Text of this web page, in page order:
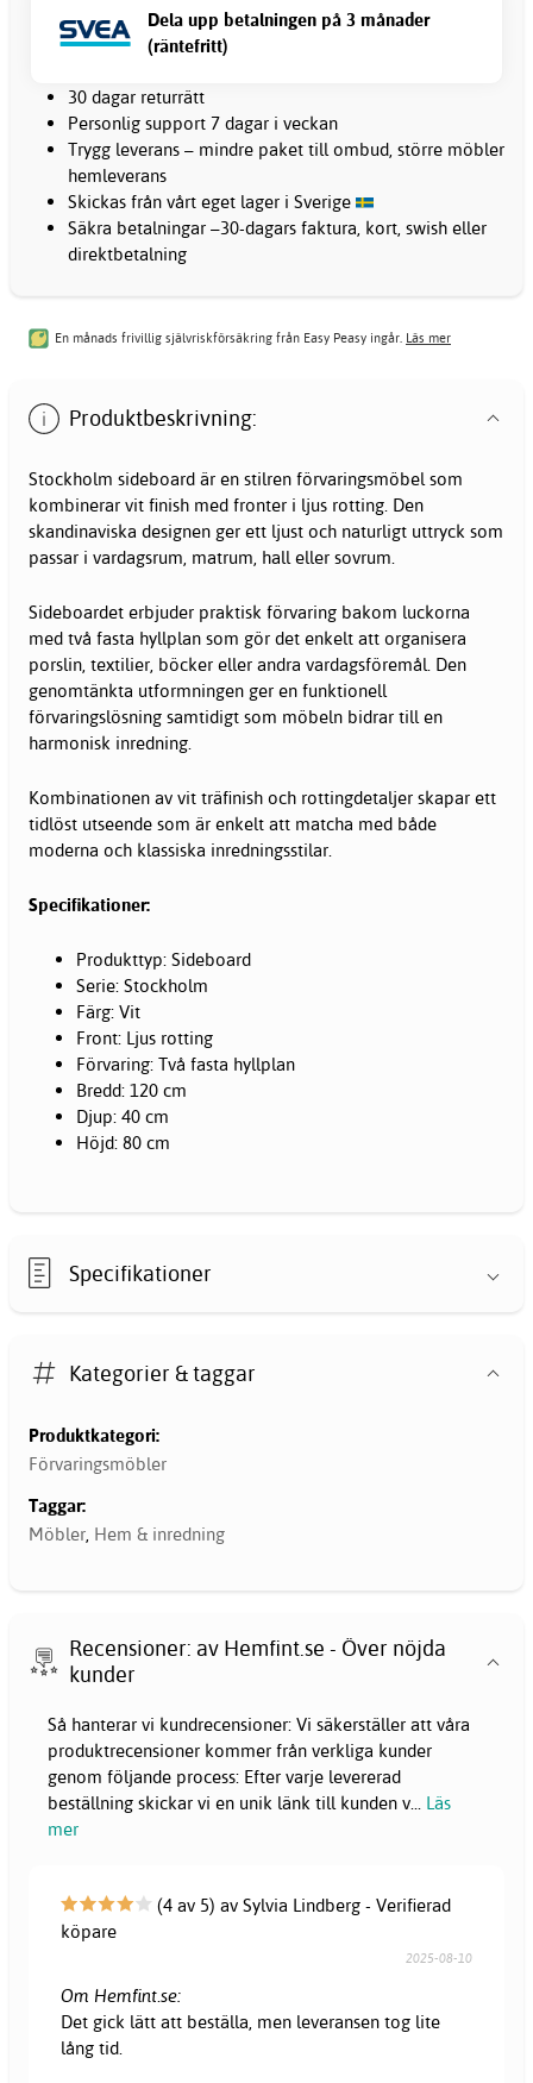
Dela upp betalningen på 3 månader
(räntefritt)
30 dagar returrätt
Personlig support 7 dagar i veckan
Trygg leverans – mindre paket till ombud, större möbler
hemleverans
Skickas från vårt eget lager i Sverige
Säkra betalningar –30-dagars faktura, kort, swish eller
direktbetalning
En månads frivillig självriskförsäkring från Easy Peasy ingår. Läs mer
Produktbeskrivning:
Stockholm sideboard är en stilren förvaringsmöbel som
kombinerar vit finish med fronter i ljus rotting. Den
skandinaviska designen ger ett ljust och naturligt uttryck som
passar i vardagsrum, matrum, hall eller sovrum.
Sideboardet erbjuder praktisk förvaring bakom luckorna
med två fasta hyllplan som gör det enkelt att organisera
porslin, textilier, böcker eller andra vardagsföremål. Den
genomtänkta utformningen ger en funktionell
förvaringslösning samtidigt som möbeln bidrar till en
harmonisk inredning.
Kombinationen av vit träfinish och rottingdetaljer skapar ett
tidlöst utseende som är enkelt att matcha med både
moderna och klassiska inredningsstilar.
Specifikationer:
Produkttyp: Sideboard
Serie: Stockholm
Färg: Vit
Front: Ljus rotting
Förvaring: Två fasta hyllplan
Bredd: 120 cm
Djup: 40 cm
Höjd: 80 cm
Specifikationer
Kategorier & taggar
Produktkategori:
Förvaringsmöbler
Taggar:
Möbler Hem & inredning
Recensioner: av Hemfint.se - Över nöjda
kunder
Så hanterar vi kundrecensioner: Vi säkerställer att våra
produktrecensioner kommer från verkliga kunder
genom följande process: Efter varje levererad
beställning skickar vi en unik länk till kunden v
Läs
mer
(4 av 5) av Sylvia Lindberg - Verifierad
köpare
2025-08-10
Om Hemfint.se:
Det gick lätt att beställa, men leveransen tog lite
lång tid.